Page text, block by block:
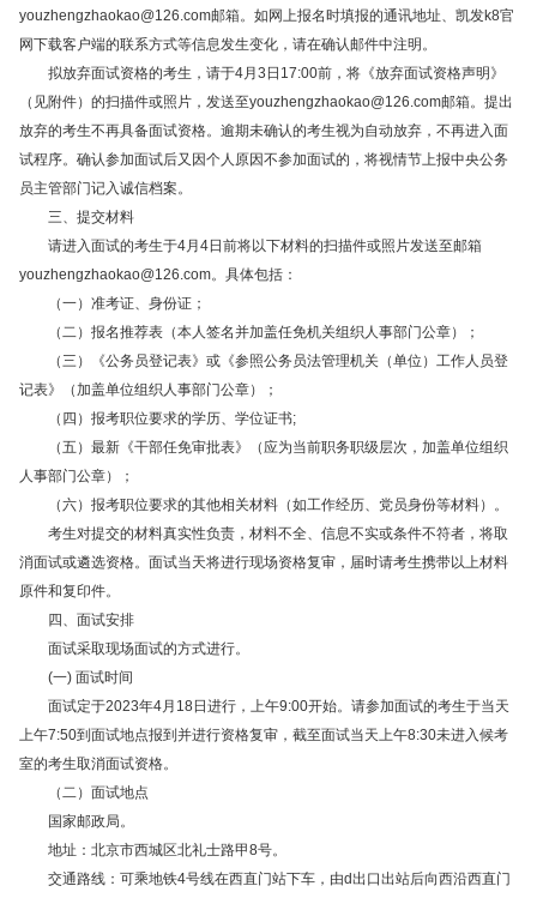
youzhengzhaokao@126.com邮箱。如网上报名时填报的通讯地址、凯发k8官
网下载客户端的联系方式等信息发生变化，请在确认邮件中注明。
拟放弃面试资格的考生，请于4月3日17:00前，将《放弃面试资格声明》
（见附件）的扫描件或照片，发送至youzhengzhaokao@126.com邮箱。提出
放弃的考生不再具备面试资格。逾期未确认的考生视为自动放弃，不再进入面
试程序。确认参加面试后又因个人原因不参加面试的，将视情节上报中央公务
员主管部门记入诚信档案。
三、提交材料
请进入面试的考生于4月4日前将以下材料的扫描件或照片发送至邮箱
youzhengzhaokao@126.com。具体包括：
（一）准考证、身份证；
（二）报名推荐表（本人签名并加盖任免机关组织人事部门公章）；
（三）《公务员登记表》或《参照公务员法管理机关（单位）工作人员登
记表》（加盖单位组织人事部门公章）；
（四）报考职位要求的学历、学位证书;
（五）最新《干部任免审批表》（应为当前职务职级层次，加盖单位组织
人事部门公章）；
（六）报考职位要求的其他相关材料（如工作经历、党员身份等材料）。
考生对提交的材料真实性负责，材料不全、信息不实或条件不符者，将取
消面试或遴选资格。面试当天将进行现场资格复审，届时请考生携带以上材料
原件和复印件。
四、面试安排
面试采取现场面试的方式进行。
(一) 面试时间
面试定于2023年4月18日进行，上午9:00开始。请参加面试的考生于当天
上午7:50到面试地点报到并进行资格复审，截至面试当天上午8:30未进入候考
室的考生取消面试资格。
（二）面试地点
国家邮政局。
地址：北京市西城区北礼士路甲8号。
交通路线：可乘地铁4号线在西直门站下车，由d出口出站后向西沿西直门